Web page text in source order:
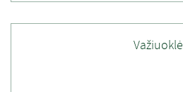
Važiuoklė